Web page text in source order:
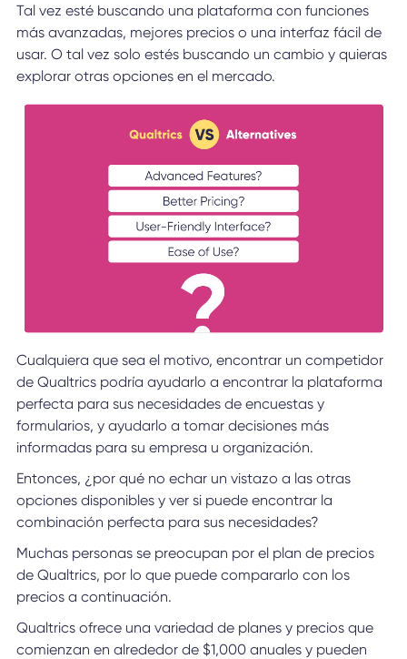
Tal vez esté buscando una plataforma con funciones
más avanzadas, mejores precios o una interfaz fácil de
usar. O tal vez solo estés buscando un cambio y quieras
explorar otras opciones en el mercado.
Cualquiera que sea el motivo, encontrar un competidor
de Qualtrics podría ayudarlo a encontrar la plataforma
perfecta para sus necesidades de encuestas y
formularios, y ayudarlo a tomar decisiones más
informadas para su empresa u organización.
Entonces, ¿por qué no echar un vistazo a las otras
opciones disponibles y ver si puede encontrar la
combinación perfecta para sus necesidades?
Muchas personas se preocupan por el plan de precios
de Qualtrics, por lo que puede compararlo con los
precios a continuación.
Qualtrics ofrece una variedad de planes y precios que
comienzan en alrededor de $1,000 anuales y pueden